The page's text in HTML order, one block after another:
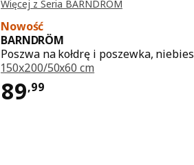
Więcej z Seria BARNDRÖM
Nowość
BARNDRÖM
Poszwa na kołdrę i poszewka,
150x200/50x60 cm
89,99
Cena 89,99